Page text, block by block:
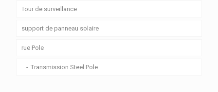
Tour de surveillance
support de panneau solaire
rue Pole
Transmission Steel Pole